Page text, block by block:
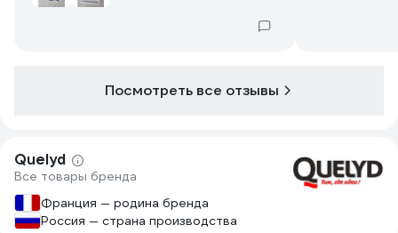
Посмотреть все отзывы
Quelyd
Все товары бренда
Франция — родина бренда
Россия — страна производства